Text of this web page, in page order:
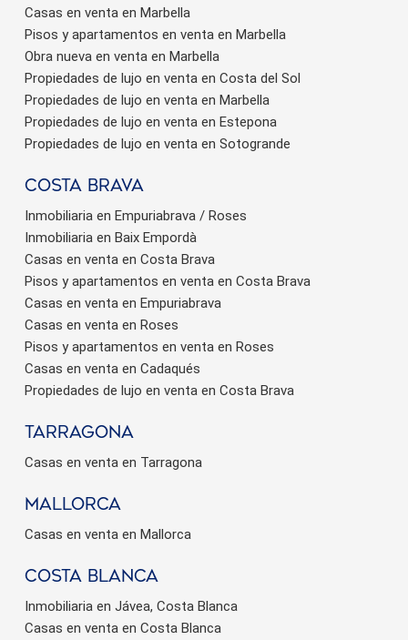
Casas en venta en Marbella
Pisos y apartamentos en venta en Marbella
Obra nueva en venta en Marbella
Propiedades de lujo en venta en Costa del Sol
Propiedades de lujo en venta en Marbella
Propiedades de lujo en venta en Estepona
Propiedades de lujo en venta en Sotogrande
Costa brava
Inmobiliaria en Empuriabrava / Roses
Inmobiliaria en Baix Empordà
Casas en venta en Costa Brava
Pisos y apartamentos en venta en Costa Brava
Casas en venta en Empuriabrava
Casas en venta en Roses
Pisos y apartamentos en venta en Roses
Casas en venta en Cadaqués
Propiedades de lujo en venta en Costa Brava
Tarragona
Casas en venta en Tarragona
Mallorca
Casas en venta en Mallorca
Costa Blanca
Inmobiliaria en Jávea, Costa Blanca
Casas en venta en Costa Blanca